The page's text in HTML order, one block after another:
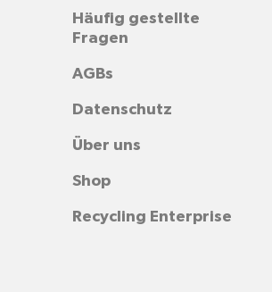
Häufig gestellte
Fragen
AGBs
Datenschutz
Über uns
Shop
Recycling Enterprise